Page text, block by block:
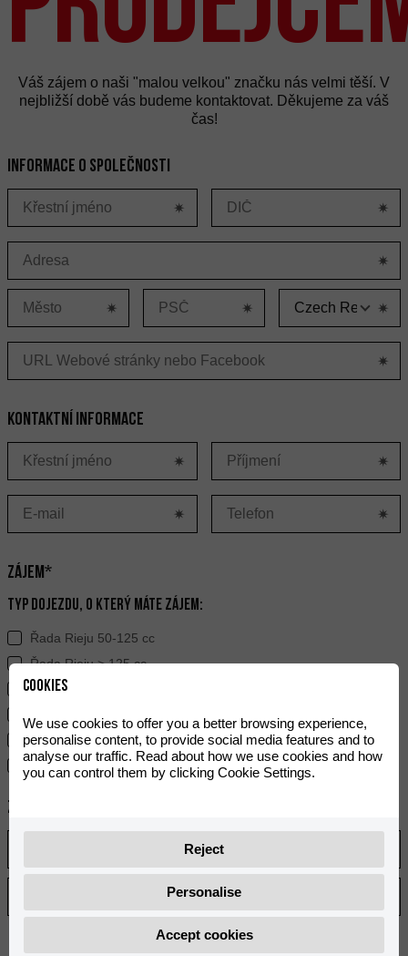
Váš zájem o naši "malou velkou" značku nás velmi těší. V
nejbližší době vás budeme kontaktovat. Děkujeme za váš
čas!
Informace o společnosti
Kontaktní informace
Zájem*
Typ dojezdu, o který máte zájem:
Řada Rieju 50-125 cc
Řada Rieju > 125 cc
Řada Hard Off-Road
Řada Electric
e-Bikes
Zkušenosti
Cookies
We use cookies to offer you a better browsing experience,
personalise content, to provide social media features and to
analyse our traffic. Read about how we use cookies and how
you can control them by clicking Cookie Settings.
Reject
Personalise
Accept cookies